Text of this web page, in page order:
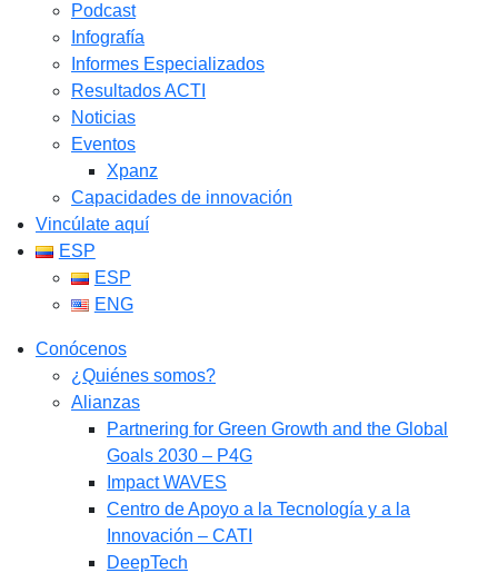
Podcast
Infografía
Informes Especializados
Resultados ACTI
Noticias
Eventos
Xpanz
Capacidades de innovación
Vincúlate aquí
ESP
ESP
ENG
Conócenos
¿Quiénes somos?
Alianzas
Partnering for Green Growth and the Global
Goals 2030 – P4G
Impact WAVES
Centro de Apoyo a la Tecnología y a la
Innovación – CATI
DeepTech